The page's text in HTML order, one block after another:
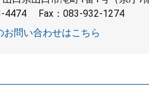
4474
Fax：083-932-1274
お問い合わせはこちら